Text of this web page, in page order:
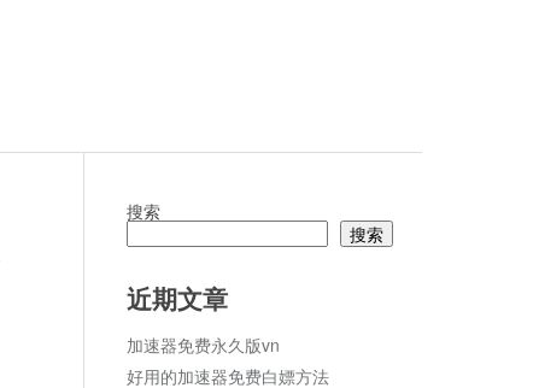
搜索
搜索
近期文章
加速器免费永久版vn
好用的加速器免费白嫖方法